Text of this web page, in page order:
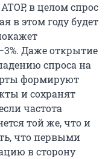
в целом спрос
в этом году будет
Даже открытие
спроса на
формируют
и сохранят
частота
той же, что и
что первыми
в сторону